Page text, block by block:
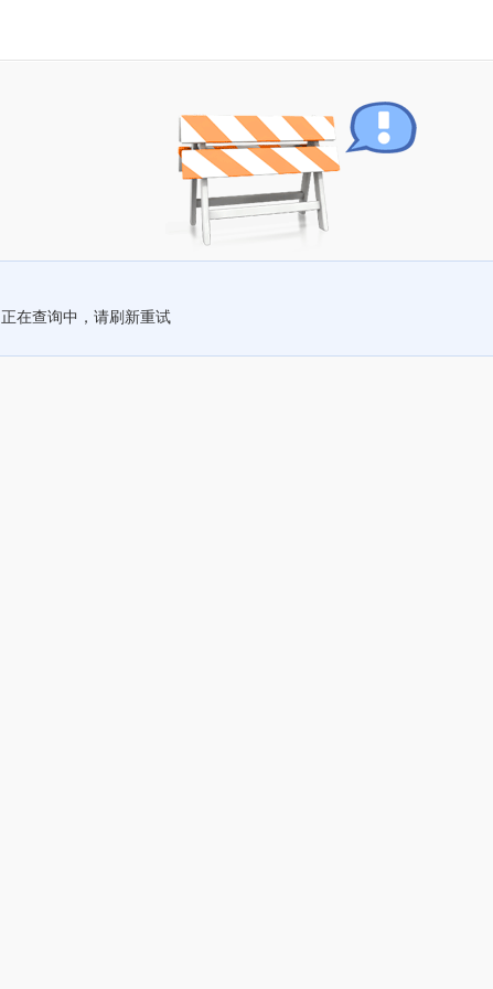
正在查询中，请刷新重试